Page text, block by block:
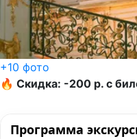
+10 фото
🔥 Скидка: -200 р. с
Программа